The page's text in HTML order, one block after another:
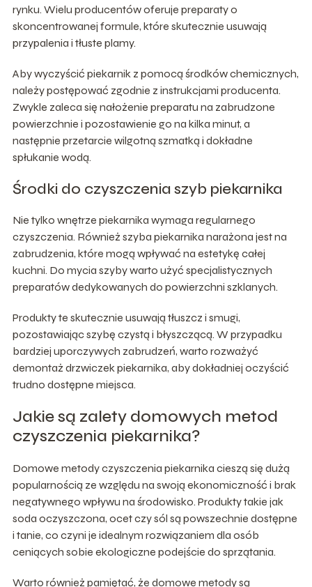
rynku. Wielu producentów oferuje preparaty o
skoncentrowanej formule, które skutecznie usuwają
przypalenia i tłuste plamy.
Aby wyczyścić piekarnik z pomocą środków chemicznych,
należy postępować zgodnie z instrukcjami producenta.
Zwykle zaleca się nałożenie preparatu na zabrudzone
powierzchnie i pozostawienie go na kilka minut, a
następnie przetarcie wilgotną szmatką i dokładne
spłukanie wodą.
Środki do czyszczenia szyb piekarnika
Nie tylko wnętrze piekarnika wymaga regularnego
czyszczenia. Również szyba piekarnika narażona jest na
zabrudzenia, które mogą wpływać na estetykę całej
kuchni. Do mycia szyby warto użyć specjalistycznych
preparatów dedykowanych do powierzchni szklanych.
Produkty te skutecznie usuwają tłuszcz i smugi,
pozostawiając szybę czystą i błyszczącą. W przypadku
bardziej uporczywych zabrudzeń, warto rozważyć
demontaż drzwiczek piekarnika, aby dokładniej oczyścić
trudno dostępne miejsca.
Jakie są zalety domowych metod
czyszczenia piekarnika?
Domowe metody czyszczenia piekarnika cieszą się dużą
popularnością ze względu na swoją ekonomiczność i brak
negatywnego wpływu na środowisko. Produkty takie jak
soda oczyszczona, ocet czy sól są powszechnie dostępne
i tanie, co czyni je idealnym rozwiązaniem dla osób
ceniących sobie ekologiczne podejście do sprzątania.
Warto również pamiętać, że domowe metody są